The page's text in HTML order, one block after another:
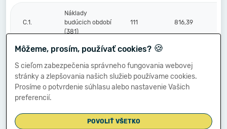
C.1.
Náklady
budúcich období
(381)
111 816,39
2.
náklady
budúcich období
(382)
112
Príjmy budúcich
období (385)
113
Môžeme, prosím, používať cookies? 🍪
S cieľom zabezpečenia správneho fungovania webovej
stránky a zlepšovania našich služieb používame cookies.
Prosíme o potvrdenie súhlasu alebo nastavenie Vašich
preferencií.
POVOLIŤ VŠETKO